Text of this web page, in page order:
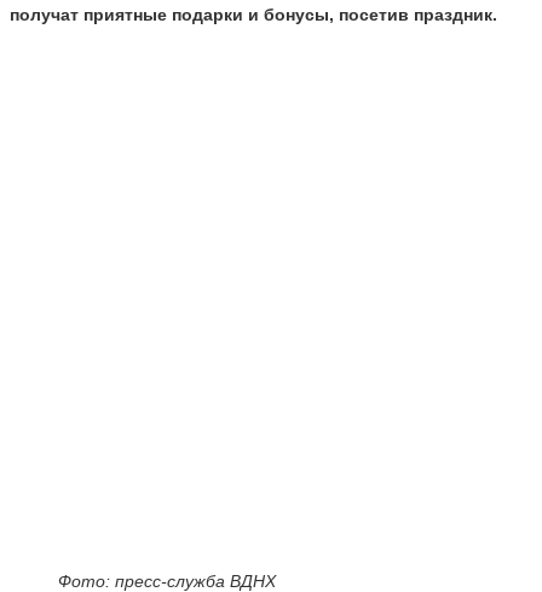
получат приятные подарки и бонусы, посетив праздник.
Фото: пресс-служба ВДНХ